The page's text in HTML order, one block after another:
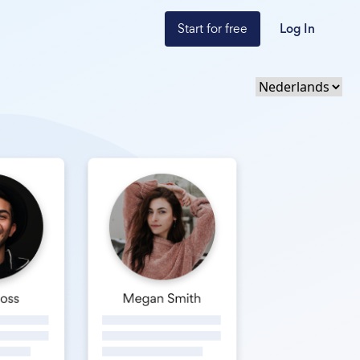
Start for free Log In